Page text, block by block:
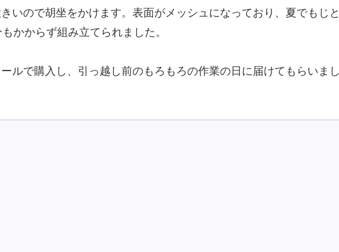
いので胡坐をかけます。表面がメッシュになっており、夏でもじと
かからず組み立てられました。
ルで購入し、引っ越し前のもろもろの作業の日に届けてもらいまし